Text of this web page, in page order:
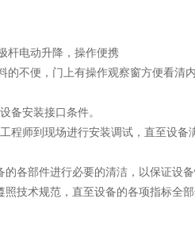
杆电动升降，操作便携
不便，门上有操作观察窗方便看清内
备安装接口条件。
程师到现场进行安装调试，直至设
各部件进行必要的清洁，以保证设备
技术规范，直至设备的各项指标全部